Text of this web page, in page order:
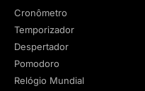
Cronômetro
Temporizador
Despertador
Pomodoro
Relógio Mundial